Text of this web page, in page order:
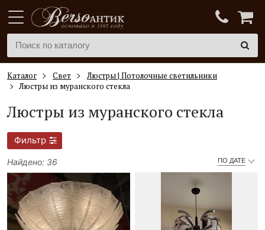
Каталог Свет
Люстры | Потолочные светильники
Люстры из муранского стекла
Люстры из муранского стекла
Фильтр
ПО ДАТЕ
Найдено: 36